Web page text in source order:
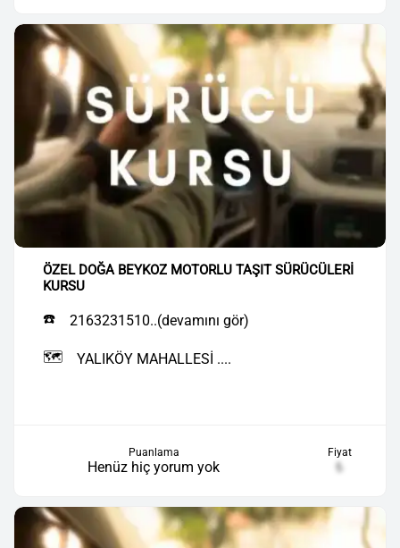
ÖZEL DOĞA BEYKOZ MOTORLU TAŞIT SÜRÜCÜLERİ
KURSU
☎️ 2163231510..(devamını gör)
🗺️ YALIKÖY MAHALLESİ ....
Puanlama
Henüz hiç yorum yok
Fiyat
₺